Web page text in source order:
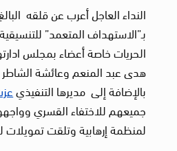
النداء العاجل أعرب عن قلقه
بـ”الاستهداف المتعمد”
الحريات خاصة أعضاء بمجلس
هدى عبد المنعم وعائشة
بالإضافة إلى مديرها التنفيذي
جميعهم للاختفاء القسري
لمنظمة إرهابية وتلقت تمويلات